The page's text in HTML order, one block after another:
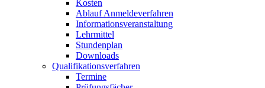
Kosten
Ablauf Anmeldeverfahren
Informationsveranstaltung
Lehrmittel
Stundenplan
Downloads
Qualifikationsverfahren
Termine